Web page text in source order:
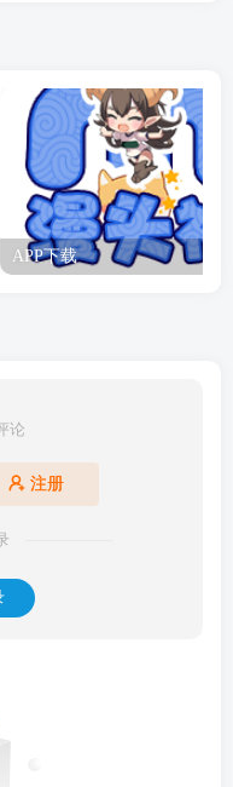
APP下载
论
注册